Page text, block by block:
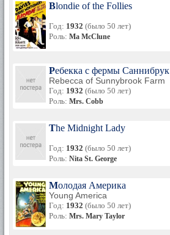
Blondie of the Follies
Год: 1932 (было 50 лет)
Роль: Ma McClune
Ребекка с фермы Саннибрук
Rebecca of Sunnybrook Farm
Год: 1932 (было 50 лет)
Роль: Mrs. Cobb
The Midnight Lady
Год: 1932 (было 50 лет)
Роль: Nita St. George
Молодая Америка
Young America
Год: 1932 (было 50 лет)
Роль: Mrs. Mary Taylor